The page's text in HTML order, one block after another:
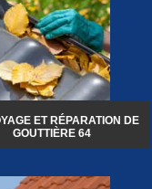
ET RÉPARATION DE
GOUTTIÈRE 64